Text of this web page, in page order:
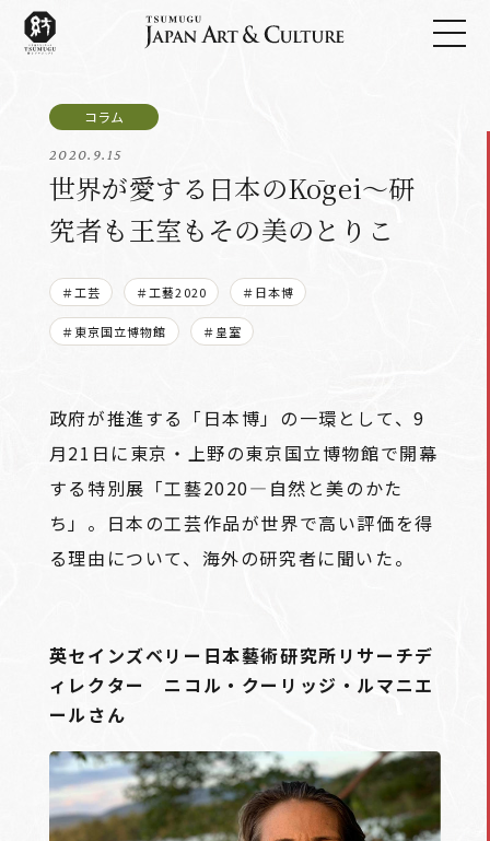
2020.9.15
世界が愛する日本のKōgei～研
究者も王室もその美のとりこ
＃工芸 ＃工藝2020 ＃日本博
＃東京国立博物館 ＃皇室
政府が推進する「日本博」の一環として、9
月21日に東京・上野の東京国立博物館で開幕
する特別展「工藝2020―自然と美のかた
ち」。日本の工芸作品が世界で高い評価を得
る理由について、海外の研究者に聞いた。
英セインズベリー日本藝術研究所リサーチデ
ィレクター ニコル・クーリッジ・ルマニエ
ールさん